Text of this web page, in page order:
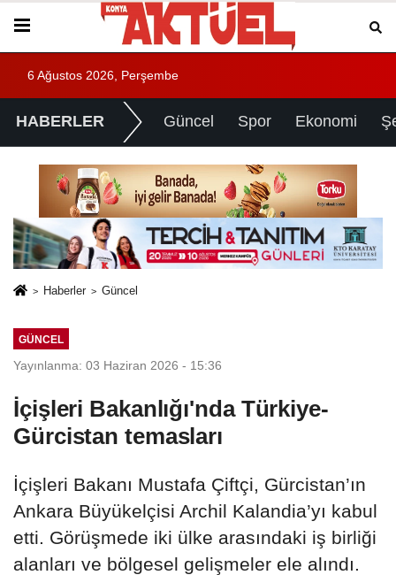
6 Ağustos 2026, Perşembe
HABERLER Güncel Spor Ekonomi
Haberler Güncel
GÜNCEL
Yayınlanma: 03 Haziran 2026 - 15:36
İçişleri Bakanlığı'nda Türkiye-
Gürcistan temasları
İçişleri Bakanı Mustafa Çiftçi, Gürcistan’ın
Ankara Büyükelçisi Archil Kalandia’yı kabul
etti. Görüşmede iki ülke arasındaki iş birliği
alanları ve bölgesel gelişmeler ele alındı.